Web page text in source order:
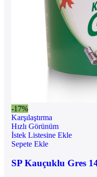
-17%
Karşılaştırma
Hızlı Görünüm
İstek Listesine Ekle
Sepete Ekle
SP Kauçuklu Gres